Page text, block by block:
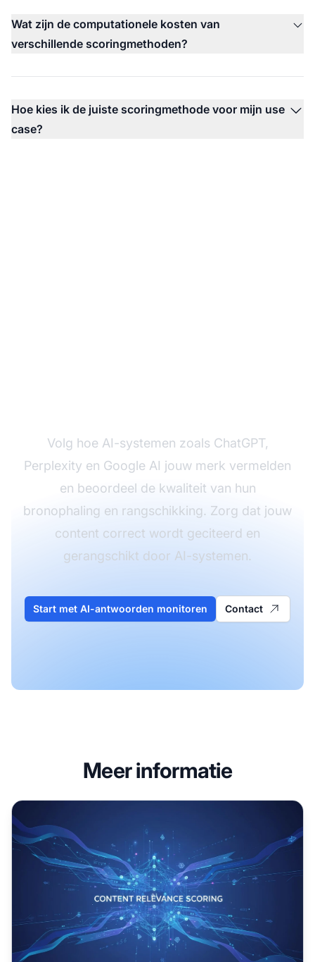
Wat zijn de computationele kosten van
verschillende scoringmethoden?
Hoe kies ik de juiste scoringmethode voor mijn use
case?
Volg hoe AI-systemen zoals ChatGPT,
Perplexity en Google AI jouw merk vermelden
en beoordeel de kwaliteit van hun
bronophaling en rangschikking. Zorg dat jouw
content correct wordt geciteerd en
gerangschikt door AI-systemen.
Start met AI-antwoorden monitoren Contact
Meer informatie
Scoren van contentrelevantie